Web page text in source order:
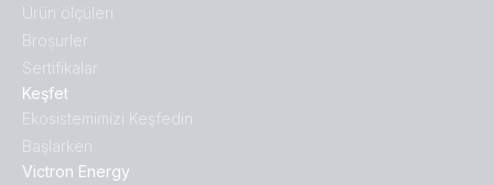
Keşfet
Ekosistemimizi Keşfedin
Başlarken
Victron Energy
Ürün ölçüleri
Broṣürler
Sertifikalar